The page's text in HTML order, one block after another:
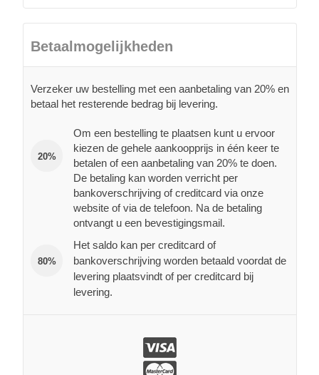
Betaalmogelijkheden
Verzeker uw bestelling met een aanbetaling van 20% en
betaal het resterende bedrag bij levering.
20%
Om een bestelling te plaatsen kunt u ervoor
kiezen de gehele aankoopprijs in één keer te
betalen of een aanbetaling van 20% te doen.
De betaling kan worden verricht per
bankoverschrijving of creditcard via onze
website of via de telefoon. Na de betaling
ontvangt u een bevestigingsmail.
80%
Het saldo kan per creditcard of
bankoverschrijving worden betaald voordat de
levering plaatsvindt of per creditcard bij
levering.